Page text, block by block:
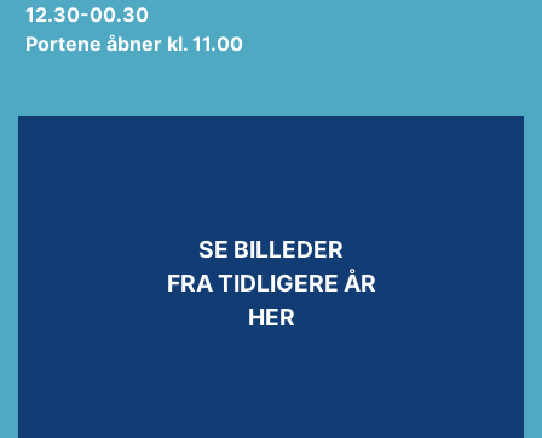
12.30-00.30
Portene åbner kl. 11.00
SE BILLEDER
FRA TIDLIGERE ÅR
HER